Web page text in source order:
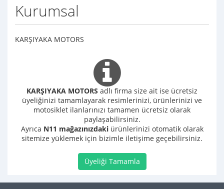
Kurumsal
KARŞIYAKA MOTORS
KARŞIYAKA MOTORS adlı firma size ait ise ücretsiz
üyeliğinizi tamamlayarak resimlerinizi, ürünlerinizi ve
motosiklet ilanlarınızı tamamen ücretsiz olarak
paylaşabilirsiniz.
Ayrıca N11 mağazınızdakiürünlerinizi otomatik olarak
sitemize yüklemek için bizimle iletişime geçebilirsiniz.
Üyeliği Tamamla